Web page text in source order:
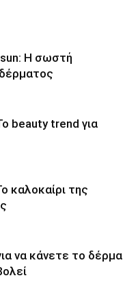
Η σωστή
beauty trend για
καλοκαίρι της
να κάνετε το δέρμα